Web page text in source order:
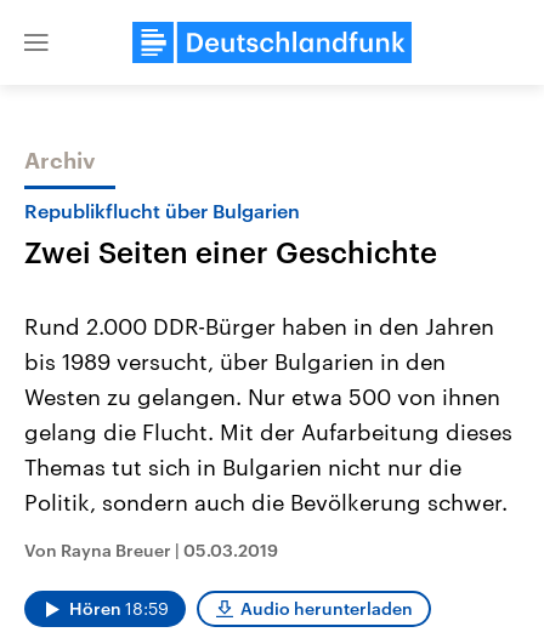
Close
Themen
Landtagswahl Sachsen-Anhalt
2026
Alle Informationen
Sachsen-Anhalt wählt am 6.
September 2026 einen neuen
Landtag. Seit 2021 wird das
Bundesland von einer Koalition aus
CDU, SPD und FDP regiert.-
Wahlprogramme, aktuelle Berichte
und Hintergründe zu den Parteien
USA
Aktuelle Beiträge,
Hintergründe
Wirtschaftlich und
gehören die Vereinigten
den mächtigsten Ländern
Sendungen Programm Podcasts
Archiv
Republikflucht über Bulgarien
Zwei Seiten einer Geschichte
Rund 2.000 DDR-Bürger haben in den Jahren
bis 1989 versucht, über Bulgarien in den
Westen zu gelangen. Nur etwa 500 von ihnen
gelang die Flucht. Mit der Aufarbeitung dieses
Themas tut sich in Bulgarien nicht nur die
Politik, sondern auch die Bevölkerung schwer.
Von Rayna Breuer | 05.03.2019
Hören 18:59 Audio herunterladen